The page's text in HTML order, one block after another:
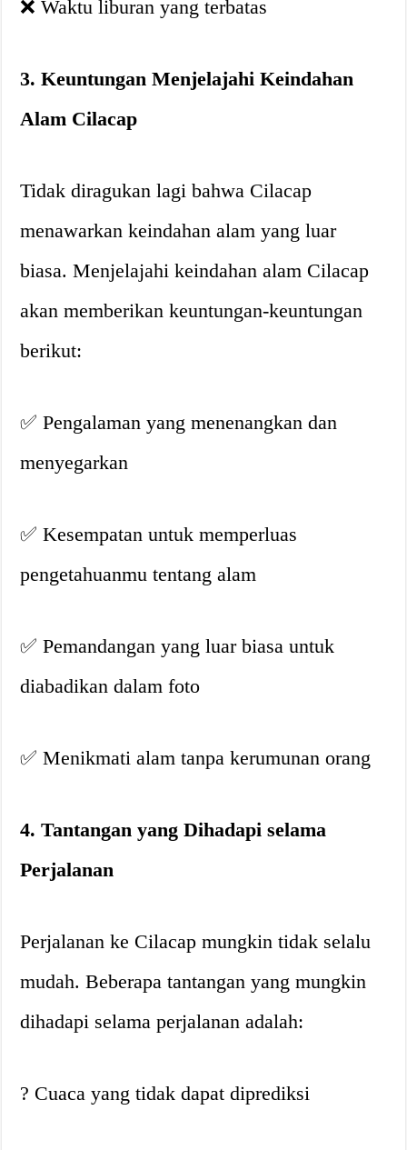
❌ Waktu liburan yang terbatas
3. Keuntungan Menjelajahi Keindahan
Alam Cilacap
Tidak diragukan lagi bahwa Cilacap
menawarkan keindahan alam yang luar
biasa. Menjelajahi keindahan alam Cilacap
akan memberikan keuntungan-keuntungan
berikut:
✅ Pengalaman yang menenangkan dan
menyegarkan
✅ Kesempatan untuk memperluas
pengetahuanmu tentang alam
✅ Pemandangan yang luar biasa untuk
diabadikan dalam foto
✅ Menikmati alam tanpa kerumunan orang
4. Tantangan yang Dihadapi selama
Perjalanan
Perjalanan ke Cilacap mungkin tidak selalu
mudah. Beberapa tantangan yang mungkin
dihadapi selama perjalanan adalah:
? Cuaca yang tidak dapat diprediksi